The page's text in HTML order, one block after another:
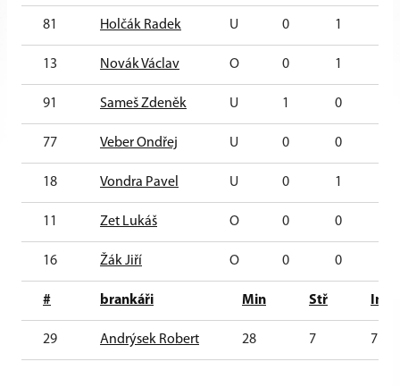
81 Holčák Radek U 0 1
13 Novák Václav O 0 1
91 Sameš Zdeněk U 1 0
77 Veber Ondřej U 0 0
18 Vondra Pavel U 0 1
11 Zet Lukáš O 0 0
16 Žák Jiří O 0 0
# brankáři Min Stř Ink
29 Andrýsek Robert 28 7 7